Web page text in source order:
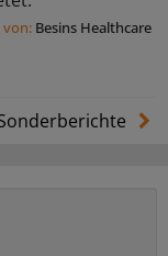
Besins Healthcare